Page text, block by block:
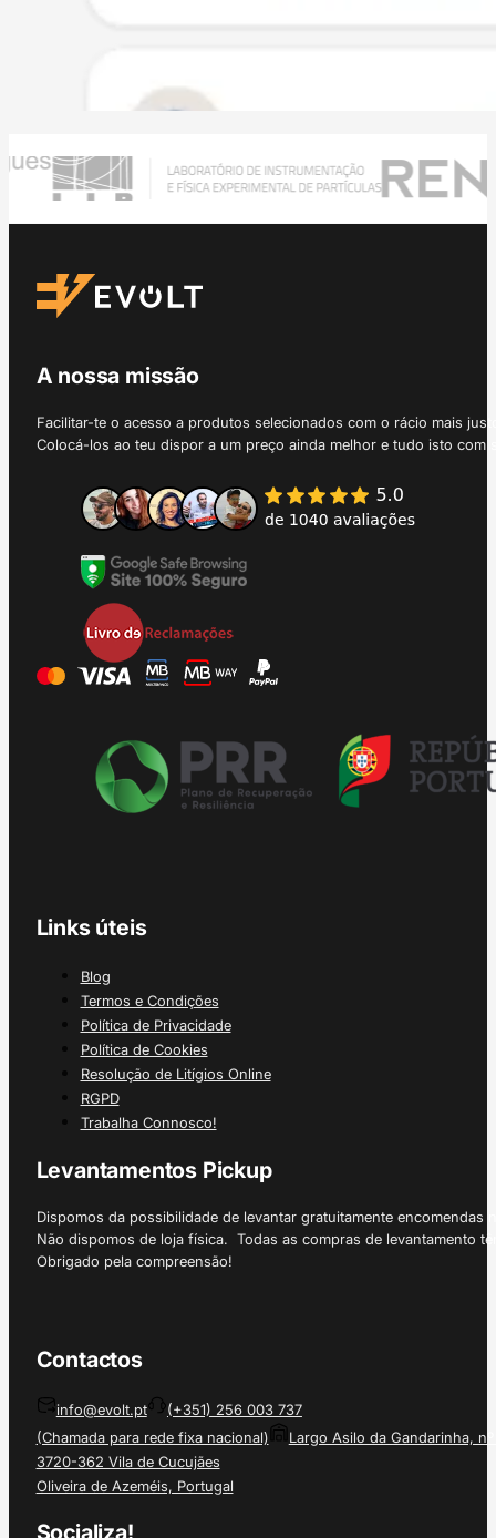
A nossa missão
Facilitar-te o acesso a produtos selecionados com o rácio mais
Colocá-los ao teu dispor a um preço ainda melhor e tudo isto
Links úteis
Blog
Termos e Condições
Política de Privacidade
Política de Cookies
Resolução de Litígios Online
RGPD
Trabalha Connosco!
Levantamentos Pickup
Dispomos da possibilidade de levantar gratuitamente
Não dispomos de loja física. Todas as compras de levantamento
Obrigado pela compreensão!
Contactos
info@evolt.pt
(+351) 256 003 737
(Chamada para rede fixa nacional)
Largo Asilo da Gandarinha, nº
3720-362 Vila de Cucujães
Oliveira de Azeméis, Portugal